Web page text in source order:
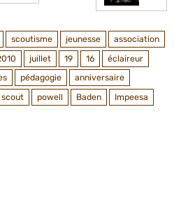
scoutisme jeunesse
association
juillet 19 16
éclaireur
pédagogie
anniversaire
scout powell Baden
Impeesa